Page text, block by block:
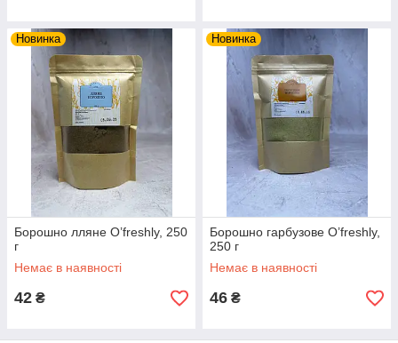
Новинка
Борошно лляне O’freshly, 250
г
Немає в наявності
42 ₴
Новинка
Борошно гарбузове O’freshly,
250 г
Немає в наявності
46 ₴